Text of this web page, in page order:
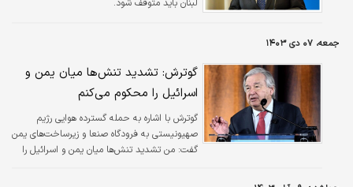
لبنان باید متوقف شود.
جمعه، ۰۷ دی ۱۴۰۳
گوترش: تشدید تنش‌ها میان یمن و
اسرائیل را محکوم می‌کنم
گوترش با اشاره به حمله گسترده هوایی رژیم
صهیونیستی به فرودگاه صنعا و زیرساخت‌های یمن
گفت: من تشدید تنش‌ها میان یمن و اسرائیل را